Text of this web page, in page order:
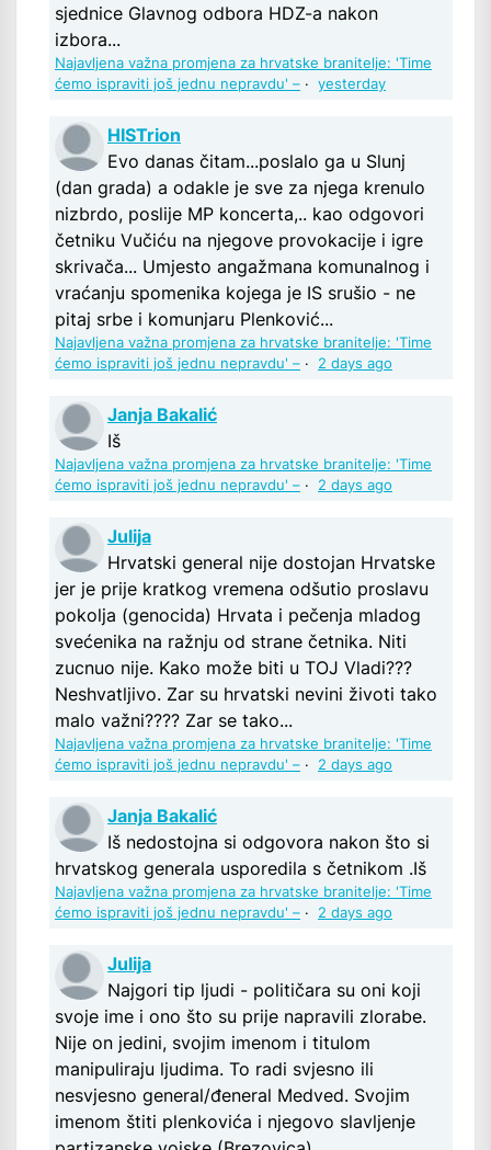
sjednice Glavnog odbora HDZ-a nakon
izbora...
Najavljena važna promjena za hrvatske branitelje: 'Time
ćemo ispraviti još jednu nepravdu' – · yesterday
HISTrion
Evo danas čitam...poslalo ga u Slunj
(dan grada) a odakle je sve za njega krenulo
nizbrdo, poslije MP koncerta,.. kao odgovori
četniku Vučiću na njegove provokacije i igre
skrivača... Umjesto angažmana komunalnog i
vraćanju spomenika kojega je IS srušio - ne
pitaj srbe i komunjaru Plenković...
Najavljena važna promjena za hrvatske branitelje: 'Time
ćemo ispraviti još jednu nepravdu' – · 2 days ago
Janja Bakalić
Iš
Najavljena važna promjena za hrvatske branitelje: 'Time
ćemo ispraviti još jednu nepravdu' – · 2 days ago
Julija
Hrvatski general nije dostojan Hrvatske
jer je prije kratkog vremena odšutio proslavu
pokolja (genocida) Hrvata i pečenja mladog
svećenika na ražnju od strane četnika. Niti
zucnuo nije. Kako može biti u TOJ Vladi???
Neshvatljivo. Zar su hrvatski nevini životi tako
malo važni???? Zar se tako...
Najavljena važna promjena za hrvatske branitelje: 'Time
ćemo ispraviti još jednu nepravdu' – · 2 days ago
Janja Bakalić
Iš nedostojna si odgovora nakon što si
hrvatskog generala usporedila s četnikom .Iš
Najavljena važna promjena za hrvatske branitelje: 'Time
ćemo ispraviti još jednu nepravdu' – · 2 days ago
Julija
Najgori tip ljudi - političara su oni koji
svoje ime i ono što su prije napravili zlorabe.
Nije on jedini, svojim imenom i titulom
manipuliraju ljudima. To radi svjesno ili
nesvjesno general/đeneral Medved. Svojim
imenom štiti plenkovića i njegovo slavljenje